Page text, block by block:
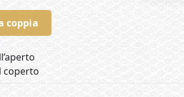
coppia
coperto